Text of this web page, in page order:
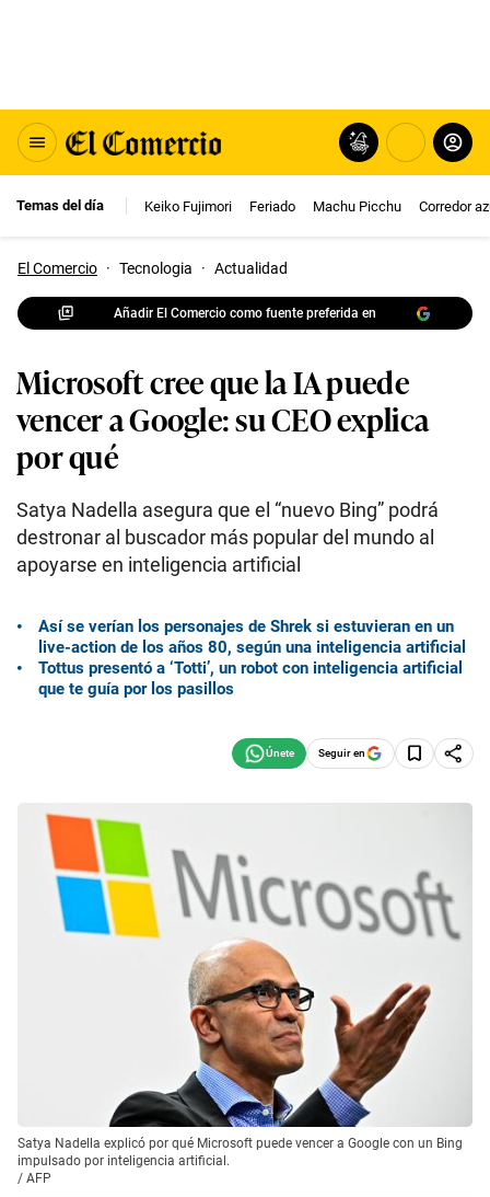
Temas del día Keiko Fujimori Feriado Machu Picchu Corredor
El Comercio · Tecnologia · Actualidad
Añadir El Comercio como fuente preferida en
Microsoft cree que la IA puede
vencer a Google: su CEO explica
por qué
Satya Nadella asegura que el “nuevo Bing” podrá
destronar al buscador más popular del mundo al
apoyarse en inteligencia artificial
Así se verían los personajes de Shrek si estuvieran en un
live-action de los años 80, según una inteligencia artificial
Tottus presentó a ‘Totti’, un robot con inteligencia artificial
que te guía por los pasillos
Seguir en
Satya Nadella explicó por qué Microsoft puede vencer a Google con un Bing
impulsado por inteligencia artificial.
/ AFP